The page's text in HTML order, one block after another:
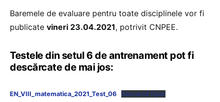
Baremele de evaluare pentru toate disciplinele vor fi
publicate vineri 23.04.2021, potrivit CNPEE.
Testele din setul 6 de antrenament pot fi
descărcate de mai jos:
EN_VIII_matematica_2021_Test_06 Descarcă fișier